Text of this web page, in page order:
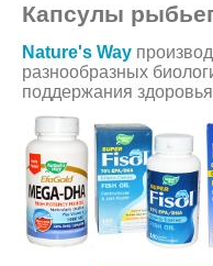
Капсулы
Nature's Way
разнообразных
поддержания